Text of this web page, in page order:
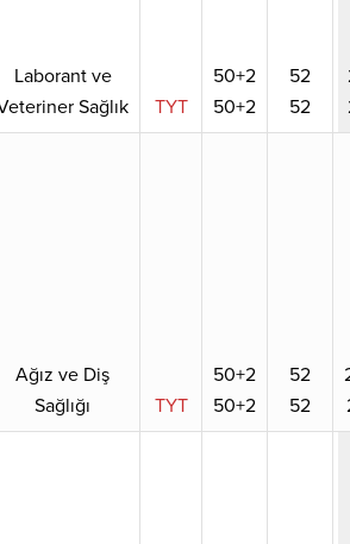
Laborant ve
Sağlık
TYT
50+2
50+2
52
52
Ağız ve Diş
Sağlığı
TYT
50+2
50+2
52
52